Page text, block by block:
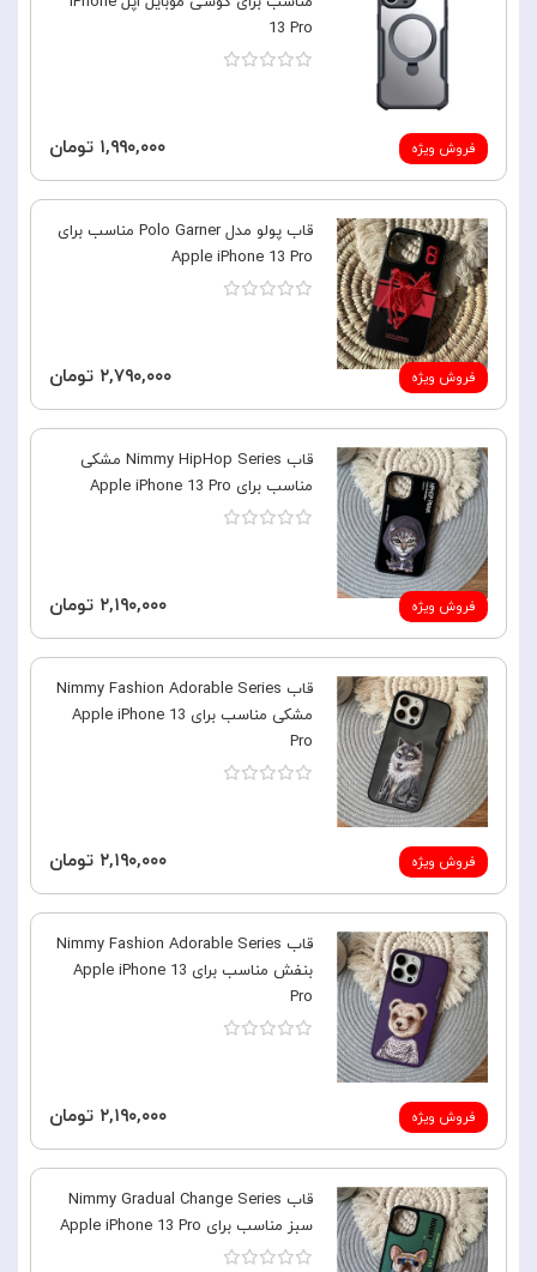
فروش ویژه
13 Pro
۱,۹۹۰,۰۰۰ تومان
فروش ویژه
قاب پولو مدل Polo Garner مناسب برای
Apple iPhone 13 Pro
۲,۷۹۰,۰۰۰ تومان
فروش ویژه
قاب Nimmy HipHop Series مشکی
مناسب برای Apple iPhone 13 Pro
۲,۱۹۰,۰۰۰ تومان
فروش ویژه
قاب Nimmy Fashion Adorable Series
مشکی مناسب برای Apple iPhone 13
Pro
۲,۱۹۰,۰۰۰ تومان
فروش ویژه
قاب Nimmy Fashion Adorable Series
بنفش مناسب برای Apple iPhone 13
Pro
۲,۱۹۰,۰۰۰ تومان
قاب Nimmy Gradual Change Series
سبز مناسب برای Apple iPhone 13 Pro